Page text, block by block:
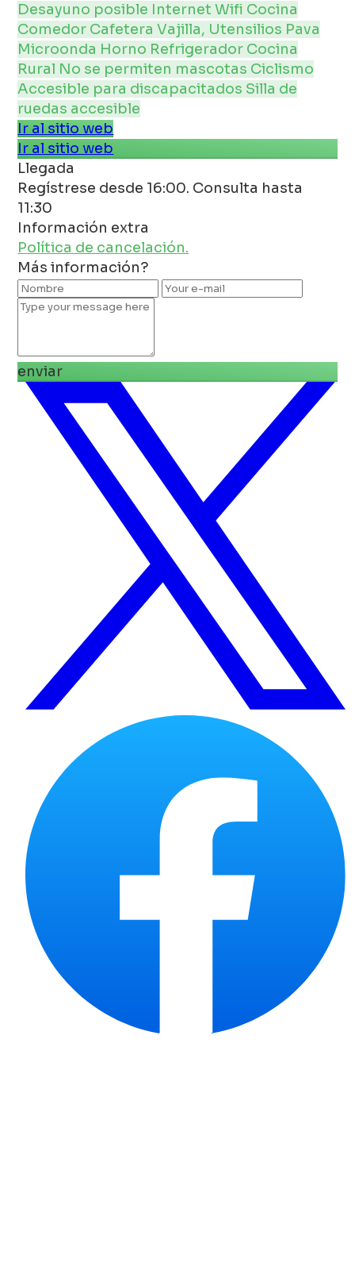
Desayuno posible InternetWifi Cocina
Comedor CafeteraVajilla, Utensilios Pava
Microonda Horno Refrigerador Cocina
Rural No se permiten mascotas Ciclismo
Accesible para discapacitados Silla de
ruedas accesible
Ir al sitio web
Ir al sitio web
Llegada
Regístrese desde 16:00. Consulta hasta
11:30
Información extra
Política de cancelación.
Más información?
enviar